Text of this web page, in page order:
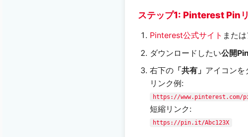
ステップ1: Pinterest Pin
Pinterest公式サイト また
ダウンロードしたい公開Pin
右下の「共有」 アイコン
リンク例:
https://www.pinterest.com/
短縮リンク:
https://pin.it/Abc123X